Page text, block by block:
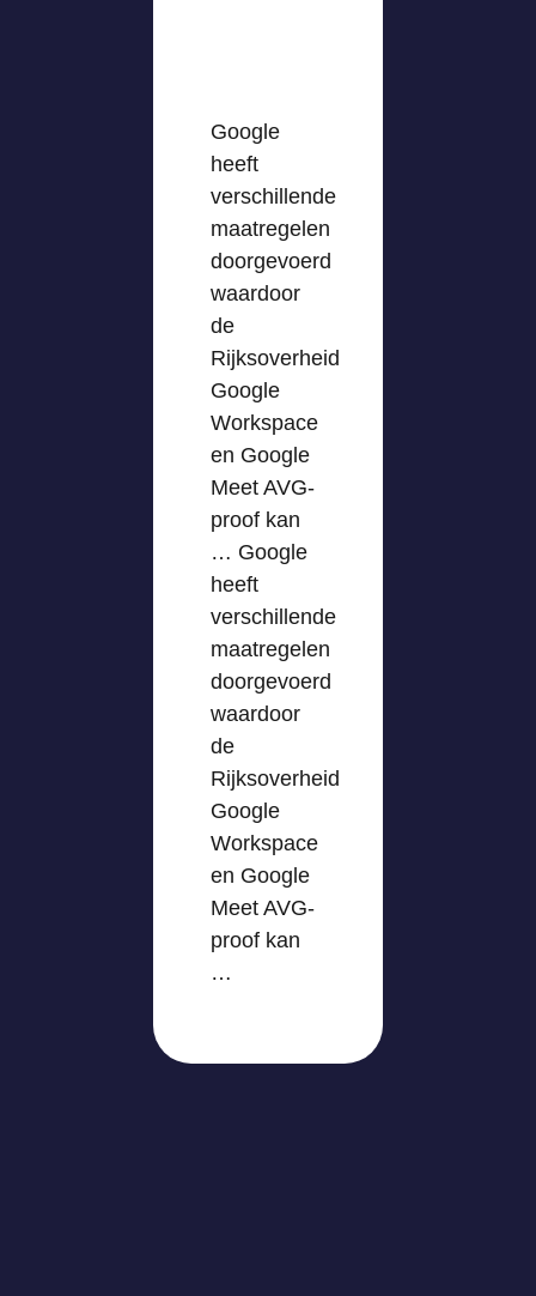
Google
heeft
verschillende
maatregelen
doorgevoerd
waardoor
de
Rijksoverheid
Google
Workspace
en Google
Meet AVG-
proof kan
… Google
heeft
verschillende
maatregelen
doorgevoerd
waardoor
de
Rijksoverheid
Google
Workspace
en Google
Meet AVG-
proof kan
…